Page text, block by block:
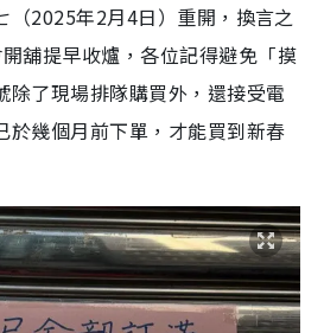
（2025年2月4日）重開，換言之
舖提早收爐，各位記得避免「摸
除了現場排隊購買外，還接受電
於幾個月前下單，才能買到新春